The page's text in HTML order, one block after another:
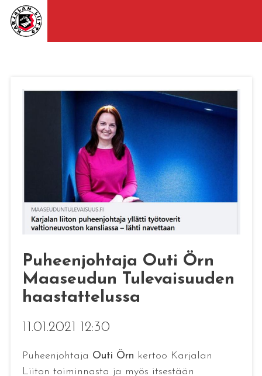
Puheenjohtaja Outi Örn
Maaseudun Tulevaisuuden
haastattelussa
11.01.2021 12:30
Puheenjohtaja Outi Örn kertoo Karjalan
Liiton toiminnasta ja myös itsestään